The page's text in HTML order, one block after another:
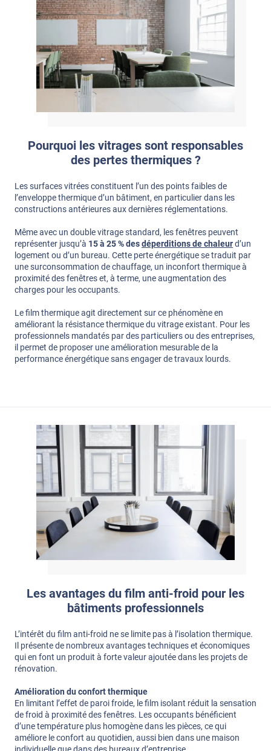
Pourquoi les vitrages sont responsables
des pertes thermiques ?
Les surfaces vitrées constituent l’un des points faibles de
l’enveloppe thermique d’un bâtiment, en particulier dans les
constructions antérieures aux dernières réglementations.
Même avec un double vitrage standard, les fenêtres peuvent
représenter jusqu’à 15 à 25 % desdéperditions de chaleurd’un
logement ou d’un bureau. Cette perte énergétique se traduit par
une surconsommation de chauffage, un inconfort thermique à
proximité des fenêtres et, à terme, une augmentation des
charges pour les occupants.
Le film thermique agit directement sur ce phénomène en
améliorant la résistance thermique du vitrage existant. Pour les
professionnels mandatés par des particuliers ou des entreprises,
il permet de proposer une amélioration mesurable de la
performance énergétique sans engager de travaux lourds.
Les avantages du film anti-froid pour les
bâtiments professionnels
L’intérêt du film anti-froid ne se limite pas à l’isolation thermique.
Il présente de nombreux avantages techniques et économiques
qui en font un produit à forte valeur ajoutée dans les projets de
rénovation.
Amélioration du confort thermique
En limitant l’effet de paroi froide, le film isolant réduit la sensation
de froid à proximité des fenêtres. Les occupants bénéficient
d’une température plus homogène dans les pièces, ce qui
améliore le confort au quotidien, aussi bien dans une maison